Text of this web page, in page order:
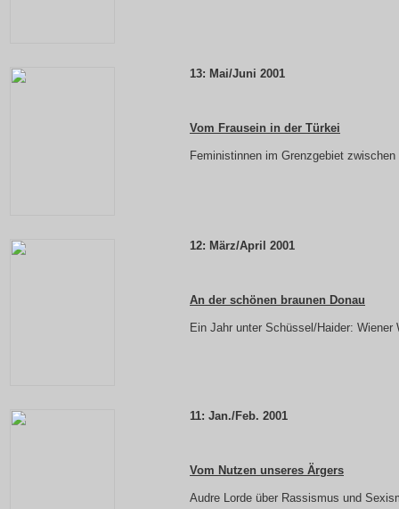
13: Mai/Juni 2001
Vom Frausein in der Türkei
Feministinnen im Grenzgebiet
12: März/April 2001
An der schönen braunen Donau
Ein Jahr unter Schüssel/Haider: Wiener
11: Jan./Feb. 2001
Vom Nutzen unseres Ärgers
Audre Lorde über Rassismus und